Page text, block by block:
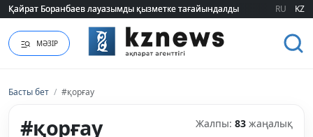
Грант иегерлері қашан белгілі болады?: Министрлік нақты мерзімді
RU KZ
МӘЗІР
Басты бет / #қорғау
#қорғау Жалпы: 83 жаңалық